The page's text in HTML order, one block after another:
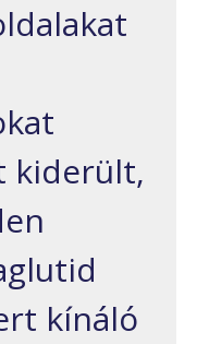
kiderült,
kínáló